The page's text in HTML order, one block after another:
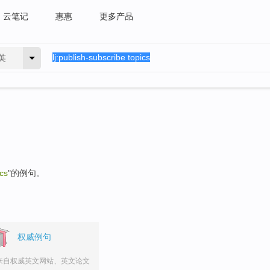
云笔记 惠惠 更多产品
"的例句。
权威例句
自权威英文网站、英文论文